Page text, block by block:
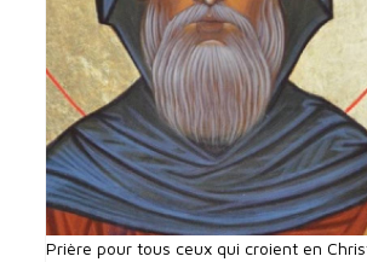
Prière pour tous ceux qui croient en